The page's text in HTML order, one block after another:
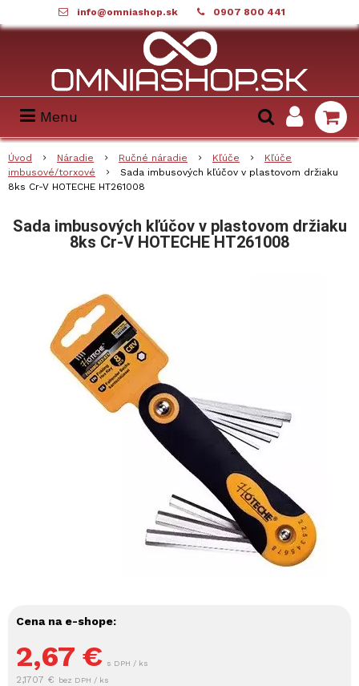
info@omniashop.sk 0907 800 441
Menu
Úvod Náradie Ručné náradie Kľúče
Kľúče
imbusové/torxové
Sada imbusových kľúčov v plastovom držiaku
8ks Cr-V HOTECHE HT261008
Sada imbusových kľúčov v plastovom držiaku
8ks Cr-V HOTECHE HT261008
Cena na e-shope:
2,67 € s DPH / ks
2,1707 € bez DPH / ks